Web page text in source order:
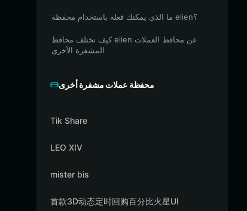
ما الذي يمكنك فعله باستخدام محفظة elien؟
كيف تختلف محافظ elien عن محافظ العملات
المشفرة الأخرى
محفظة عملات مشفرة أخرى
Tik Share
LEO XIV
mister bis
首款3D动态定时回购百分比火星UI